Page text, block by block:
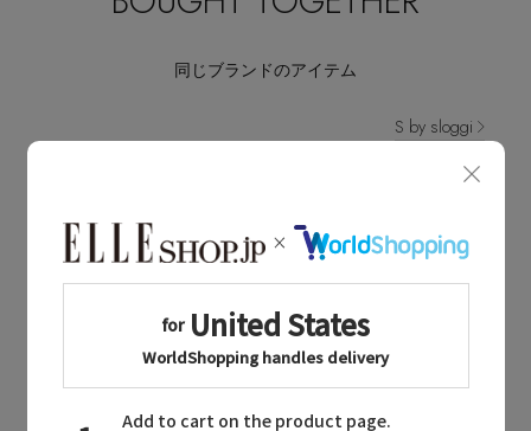
同じブランドのアイテム
S by sloggi
S by sloggi NEWS
エス バイ スロギーに関連するニュース